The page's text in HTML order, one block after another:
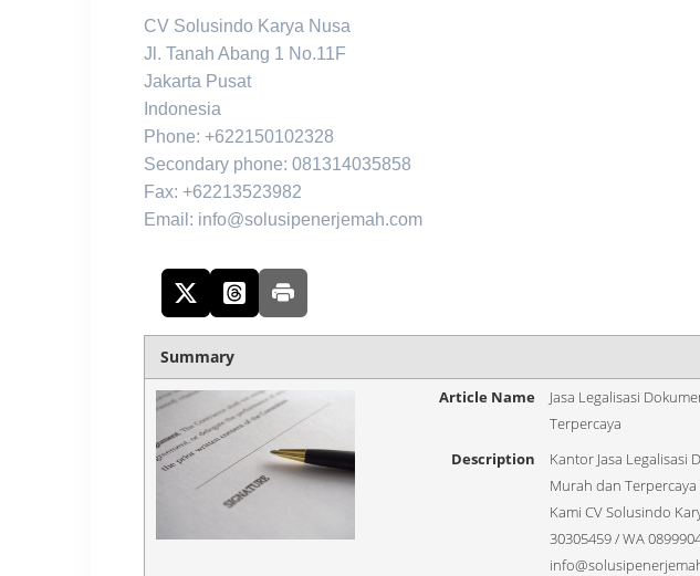
CV Solusindo Karya Nusa
Jl. Tanah Abang 1 No.11F
Jakarta Pusat
Indonesia
Phone: +622150102328
Secondary phone: 081314035858
Fax: +62213523982
Email: info@solusipenerjemah.com
Summary
Article Name
Jasa Legalisasi
Terpercaya
Description
Kantor Jasa Legalisasi
Murah dan
Kami CV Solusindo
30305459 / WA